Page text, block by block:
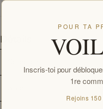
Détails
POUR TA
Inscris-toi pour
1re
Rejoins 150